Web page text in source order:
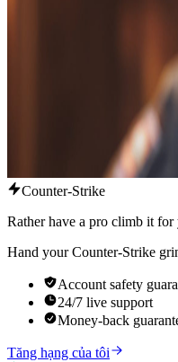
Counter-Strike
Rather have a pro climb it for
Hand your Counter-Strike
Account safety
24/7 live support
Money-back
Tăng hạng của tôi